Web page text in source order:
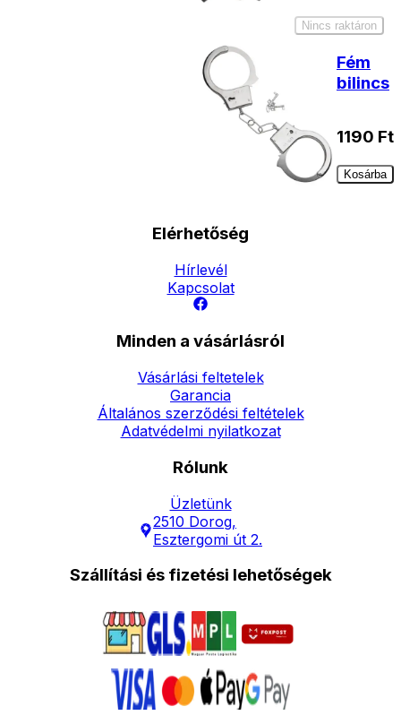
Nincs raktáron
Fém
bilincs
1190 Ft
Kosárba
Elérhetőség
Hírlevél
Kapcsolat
Minden a vásárlásról
Vásárlási feltetelek
Garancia
Általános szerződési feltételek
Adatvédelmi nyilatkozat
Rólunk
Üzletünk
2510 Dorog,
Esztergomi út 2.
Szállítási és fizetési lehetőségek